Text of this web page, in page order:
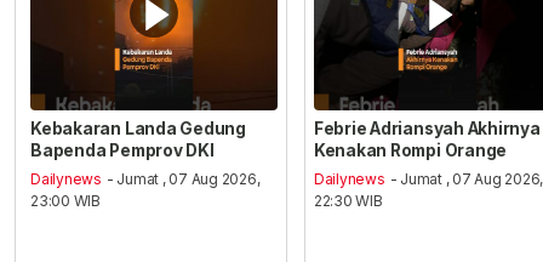
Kebakaran Landa Gedung
Bapenda Pemprov DKI
Dailynews - Jumat , 07 Aug 2026,
23:00 WIB
Febrie Adriansyah Akhirnya
Kenakan Rompi Orange
Dailynews - Jumat , 07 Aug 2026,
22:30 WIB